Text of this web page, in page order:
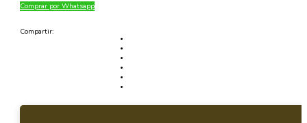
Comprar por Whatsapp
Compartir: